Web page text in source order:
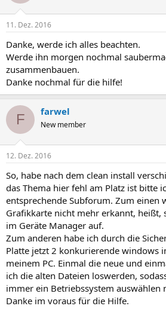
11. Dez. 2016
Danke, werde ich alles beachten.
Werde ihn morgen nochmal
zusammenbauen.
Danke nochmal für die hilfe!
F farwel
New member
12. Dez. 2016
So, habe nach dem clean install
das Thema hier fehl am Platz ist bitte
entsprechende Subforum. Zum einen
Grafikkarte nicht mehr erkannt, heißt,
im Geräte Manager auf.
Zum anderen habe ich durch die
Platte jetzt 2 konkurierende windows
meinem PC. Einmal die neue und
ich die alten Dateien loswerden,
immer ein Betriebssystem auswählen
Danke im voraus für die Hilfe.